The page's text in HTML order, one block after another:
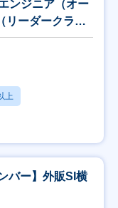
ンジニア（オー
ーダークラス
上
バー】外販SI横